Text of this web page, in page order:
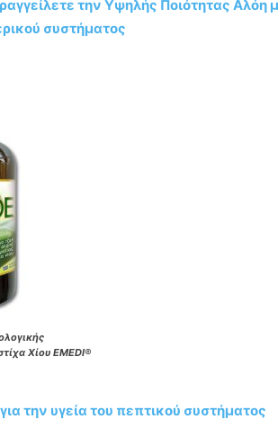
την Υψηλής Ποιότητας Αλόη
συστήματος
Χίου EMEDI®
την υγεία του πεπτικού συστήματος